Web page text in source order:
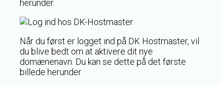
herunder.
Når du først er logget ind på DK Hostmaster, vil
du blive bedt om at aktivere dit nye
domænenavn. Du kan se dette på det første
billede herunder.